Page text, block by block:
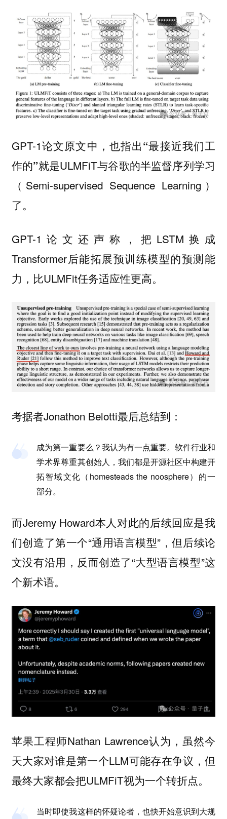
GPT-1论文原文中，也指出“最接近我们工
作的”就是ULMFiT与谷歌的半监督序列学习
（Semi-supervised Sequence Learning）
了。
GPT-1论文还声称，把LSTM换成
Transformer后能拓展预训练模型的预测能
力，比ULMFit任务适应性更高。
考据者Jonathon Belotti最后总结到：
成为第一重要么？我认为有一点重要。软件行业和
学术界尊重其创始人，我们都是开源社区中构建开
拓智域文化（homesteads the noosphere）的一
部分。
而Jeremy Howard本人对此的后续回应是我
们创造了第一个“通用语言模型”，但后续论
文没有沿用，反而创造了“大型语言模型”这
个新术语。
苹果工程师Nathan Lawrence认为，虽然今
天大家对谁是第一个LLM可能存在争议，但
最终大家都会把ULMFiT视为一个转折点。
当时即使我这样的怀疑论者，也快开始意识到大规